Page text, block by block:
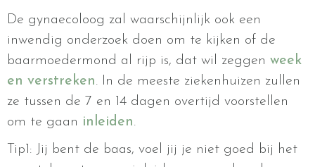
De gynaecoloog zal waarschijnlijk ook een
inwendig onderzoek doen om te kijken of de
baarmoedermond al rijp is, dat wil zeggen week
en verstreken. In de meeste ziekenhuizen zullen
ze tussen de 7 en 14 dagen overtijd voorstellen
om te gaan inleiden.
Tip1: Jij bent de baas, voel jij je niet goed bij het